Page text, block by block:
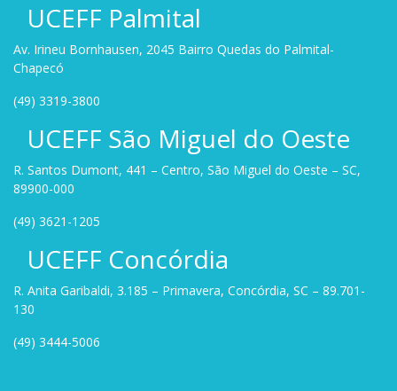
UCEFF Palmital
Av. Irineu Bornhausen, 2045 Bairro Quedas do Palmital-
Chapecó
(49) 3319-3800
UCEFF São Miguel do Oeste
R. Santos Dumont, 441 – Centro, São Miguel do Oeste – SC,
89900-000
(49) 3621-1205
UCEFF Concórdia
R. Anita Garibaldi, 3.185 – Primavera, Concórdia, SC – 89.701-
130
(49) 3444-5006